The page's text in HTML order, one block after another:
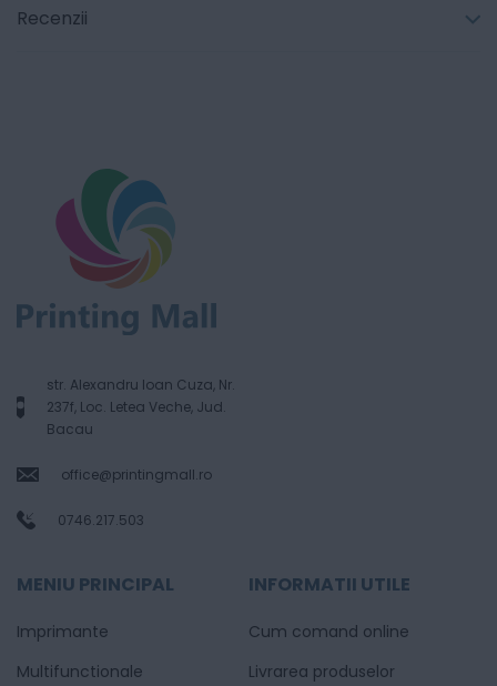
Recenzii
str. Alexandru Ioan Cuza, Nr.
237f, Loc. Letea Veche, Jud.
Bacau
office@printingmall.ro
0746.217.503
MENIU PRINCIPAL
Imprimante
Multifunctionale
INFORMATII UTILE
Cum comand online
Livrarea produselor